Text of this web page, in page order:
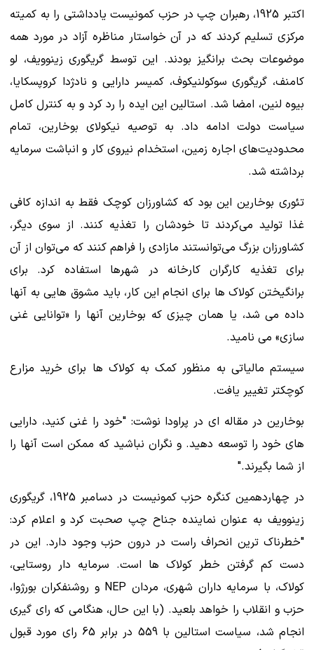
اکتبر 1925، رهبران چپ در حزب کمونیست یادداشتی را به کمیته
مرکزی تسلیم کردند که در آن خواستار مناظره آزاد در مورد همه
موضوعات بحث برانگیز بودند. این توسط گریگوری زینوویف، لو
کامنف، گریگوری سوکولنیکوف، کمیسر دارایی و نادژدا کروپسکایا،
بیوه لنین، امضا شد. استالین این ایده را رد کرد و به کنترل کامل
سیاست دولت ادامه داد. به توصیه نیکولای بوخارین، تمام
محدودیت‌های اجاره زمین، استخدام نیروی کار و انباشت سرمایه
برداشته شد.
تئوری بوخارین این بود که کشاورزان کوچک فقط به اندازه کافی
غذا تولید می‌کردند تا خودشان را تغذیه کنند. از سوی دیگر،
کشاورزان بزرگ می‌توانستند مازادی را فراهم کنند که می‌توان از آن
برای تغذیه کارگران کارخانه در شهرها استفاده کرد. برای
برانگیختن کولاک ها برای انجام این کار، باید مشوق هایی به آنها
داده می شد، یا همان چیزی که بوخارین آنها را «توانایی غنی
سازی» می نامید.
سیستم مالیاتی به منظور کمک به کولاک ها برای خرید مزارع
کوچکتر تغییر یافت.
بوخارین در مقاله ای در پراودا نوشت: "خود را غنی کنید، دارایی
های خود را توسعه دهید. و نگران نباشید که ممکن است آنها را
از شما بگیرند."
در چهاردهمین کنگره حزب کمونیست در دسامبر 1925، گریگوری
زینوویف به عنوان نماینده جناح چپ صحبت کرد و اعلام کرد:
"خطرناک ترین انحراف راست در درون حزب وجود دارد. این در
دست کم گرفتن خطر کولاک ها است. سرمایه دار روستایی،
کولاک، با سرمایه داران شهری، مردان NEP و روشنفکران بورژوا،
حزب و انقلاب را خواهد بلعید. (با این حال، هنگامی که رای گیری
انجام شد، سیاست استالین با 559 در برابر 65 رای مورد قبول